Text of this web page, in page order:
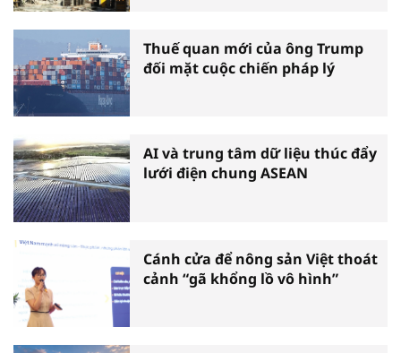
Thuế quan mới của ông Trump
đối mặt cuộc chiến pháp lý
AI và trung tâm dữ liệu thúc đẩy
lưới điện chung ASEAN
Cánh cửa để nông sản Việt thoát
cảnh “gã khổng lồ vô hình”